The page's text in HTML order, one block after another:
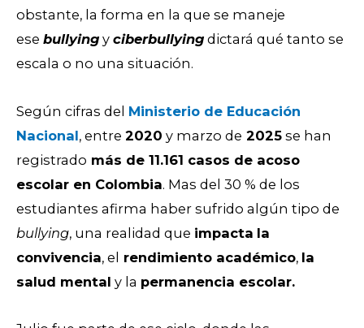
obstante, la forma en la que se maneje
ese bullying y ciberbullying dictará qué tanto se
escala o no una situación.
Según cifras del Ministerio de Educación
Nacional, entre 2020 y marzo de 2025 se han
registrado más de 11.161 casos de acoso
escolar en Colombia. Mas del 30 % de los
estudiantes afirma haber sufrido algún tipo de
bullying, una realidad que impacta la
convivencia, el rendimiento académico, la
salud mental y la permanencia escolar.